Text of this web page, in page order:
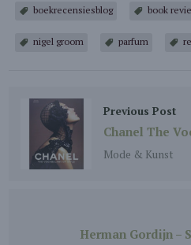
boekrecensiesblog book
nigel groom parfum
Previous Post
Chanel The
Mode & Kunst
Herman Gordijn –